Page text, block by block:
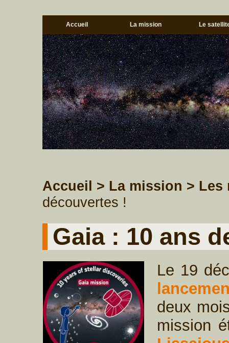
Accueil La mission Le
Accueil > La mission > Les
découvertes !
Gaia : 10 ans
Le 19
deux
mission